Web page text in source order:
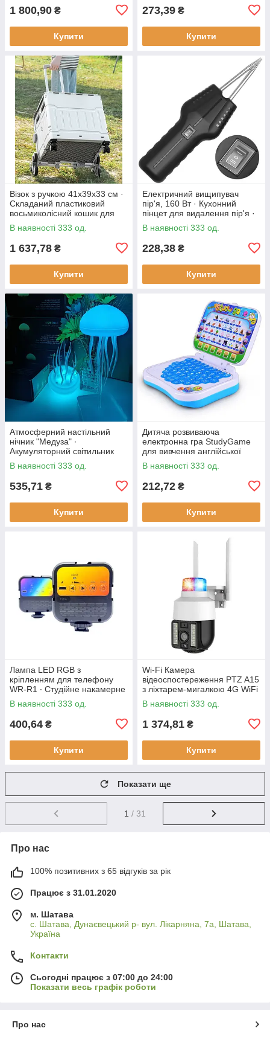
1 800,90 ₴
Купити
273,39 ₴
Купити
Візок з ручкою 41х39х33 см ·
Складаний пластиковий
восьмиколісний кошик для
продуктів
В наявності 333 од.
1 637,78 ₴
Купити
Електричний вищипувач
пір'я, 160 Вт · Кухонний
пінцет для видалення пір'я ·
Інструмент - щипці для
ощипування птиці
В наявності 333 од.
228,38 ₴
Купити
Атмосферний настільний
нічник "Медуза" ∙
Акумуляторний світильник
В наявності 333 од.
535,71 ₴
Купити
Дитяча розвиваюча
електронна гра StudyGame
для вивчення англійської
мови · Інтерактивний
комп'ютер для дитини
В наявності 333 од.
212,72 ₴
Купити
Лампа LED RGB з
кріпленням для телефону
WR-R1 ∙ Студійне накамерне
світло 3000-7000K
В наявності 333 од.
400,64 ₴
Купити
Wi-Fi Камера
відеоспостереження PTZ A15
з ліхтарем-мигалкою 4G WiFi
Вулична відеокамера з
керуванням від телефону,
В наявності 333 од.
1 374,81 ₴
Купити
Показати ще
1 / 31
Про нас
100% позитивних з 65 відгуків за рік
Працює з 31.01.2020
м. Шатава
с. Шатава, Дунаєвецький р- вул. Лікарняна, 7а, Шатава,
Україна
Контакти
Сьогодні працює з 07:00 до 24:00
Показати весь графік роботи
Про нас